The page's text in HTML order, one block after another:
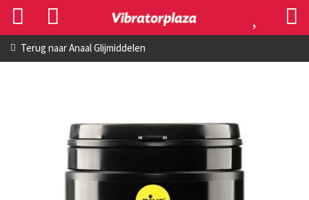
Terug naarAnaal Glijmiddelen